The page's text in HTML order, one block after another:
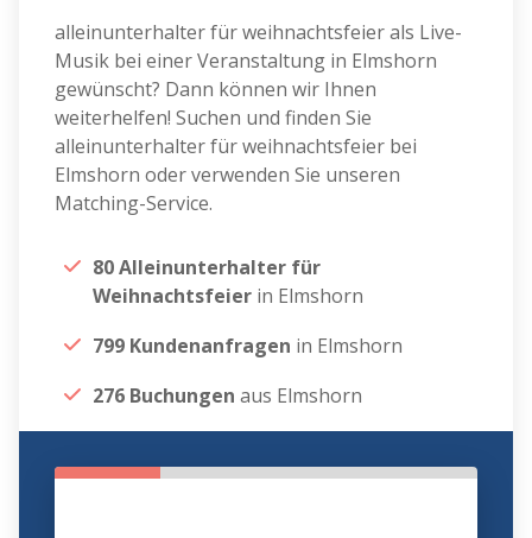
alleinunterhalter für weihnachtsfeier als Live-
Musik bei einer Veranstaltung in Elmshorn
gewünscht? Dann können wir Ihnen
weiterhelfen! Suchen und finden Sie
alleinunterhalter für weihnachtsfeier bei
Elmshorn oder verwenden Sie unseren
Matching-Service.
80 Alleinunterhalter für
Weihnachtsfeier in Elmshorn
799 Kundenanfragen in Elmshorn
276 Buchungen aus Elmshorn